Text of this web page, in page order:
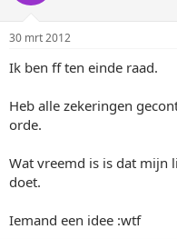
30 mrt 2012
Ik ben ff ten einde raad.
Heb alle zekeringen
orde.
Wat vreemd is is dat mijn
doet.
Iemand een idee :wtf